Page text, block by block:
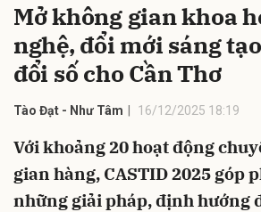
Mở không gian khoa
nghệ, đổi mới sáng
đổi số cho Cần Thơ
Tào Đạt - Như Tâm 16/12/2025 18:19
Với khoảng 20 hoạt động
gian hàng, CASTID 2025 góp
những giải pháp, định hướng